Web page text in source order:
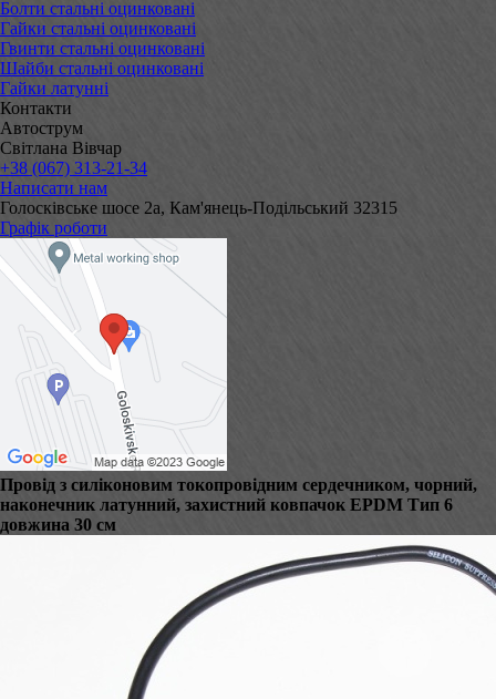
Болти стальні оцинковані
Гайки стальні оцинковані
Гвинти стальні оцинковані
Шайби стальні оцинковані
Гайки латунні
Контакти
Автострум
Світлана Вівчар
+38 (067) 313-21-34
Написати нам
Голосківське шосе 2а, Кам'янець-Подільський 32315
Графік роботи
Провід з силіконовим токопровідним сердечником, чорний,
наконечник латунний, захистний ковпачок EPDM Тип 6
довжина 30 см